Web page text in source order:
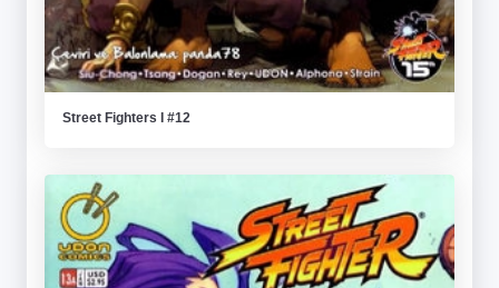
Street Fighters I #12